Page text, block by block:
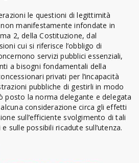
le questioni di legittimità
manifestamente infondate in
2, della Costituzione, dal
cui si riferisce l’obbligo di
servizi pubblici essenziali,
a bisogni fondamentali della
privati per l’incapacità
pubbliche di gestirli in modo
posto la norma delegante e delegata
considerazione circa gli effetti
sull’efficiente svolgimento di tali
sulle possibili ricadute sull’utenza.